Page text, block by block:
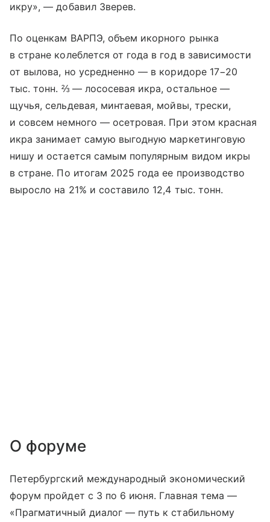
икру», — добавил Зверев.
По оценкам ВАРПЭ, объем икорного рынка
в стране колеблется от года в год в зависимости
от вылова, но усредненно — в коридоре 17−20
тыс. тонн. ⅔ — лососевая икра, остальное —
щучья, сельдевая, минтаевая, мойвы, трески,
и совсем немного — осетровая. При этом красная
икра занимает самую выгодную маркетинговую
нишу и остается самым популярным видом икры
в стране. По итогам 2025 года ее производство
выросло на 21% и составило 12,4 тыс. тонн.
О форуме
Петербургский международный экономический
форум пройдет с 3 по 6 июня. Главная тема —
«Прагматичный диалог — путь к стабильному